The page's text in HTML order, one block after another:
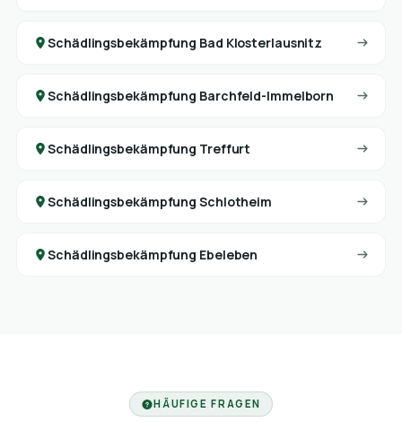
Schädlingsbekämpfung Bad Klosterlausnitz
Schädlingsbekämpfung Barchfeld-Immelborn
Schädlingsbekämpfung Treffurt
Schädlingsbekämpfung Schlotheim
Schädlingsbekämpfung Ebeleben
HÄUFIGE FRAGEN